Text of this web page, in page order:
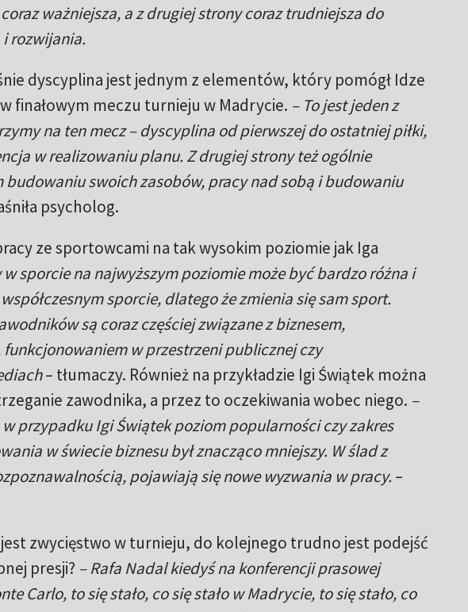
ważniejsza, a z drugiej strony coraz trudniejsza do
rozwijania.
dyscyplina jest jednym z elementów, który pomógł Idze
finałowym meczu turnieju w Madrycie. – To jest jeden z
na ten mecz – dyscyplina od pierwszej do ostatniej piłki,
w realizowaniu planu. Z drugiej strony też ogólnie
swoich zasobów, pracy nad sobą i budowaniu
psycholog.
ze sportowcami na tak wysokim poziomie jak Iga
sporcie na najwyższym poziomie może być bardzo różna i
sporcie, dlatego że zmienia się sam sport.
są coraz częściej związane z biznesem,
w przestrzeni publicznej czy
– tłumaczy. Również na przykładzie Igi Świątek można
zawodnika, a przez to oczekiwania wobec niego. –
przypadku Igi Świątek poziom popularności czy zakres
w świecie biznesu był znacząco mniejszy. W ślad z
pojawiają się nowe wyzwania w pracy. –
zwycięstwo w turnieju, do kolejnego trudno jest podejść
presji? – Rafa Nadal kiedyś na konferencji prasowej
Carlo, to się stało, co się stało w Madrycie, to się stało, co